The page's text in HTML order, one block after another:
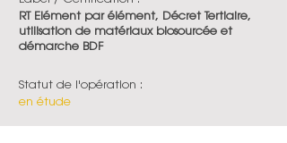
RT Elément par élément, Décret Tertiaire,
utilisation de matériaux biosourcée et
démarche BDF
Statut de l'opération :
en étude